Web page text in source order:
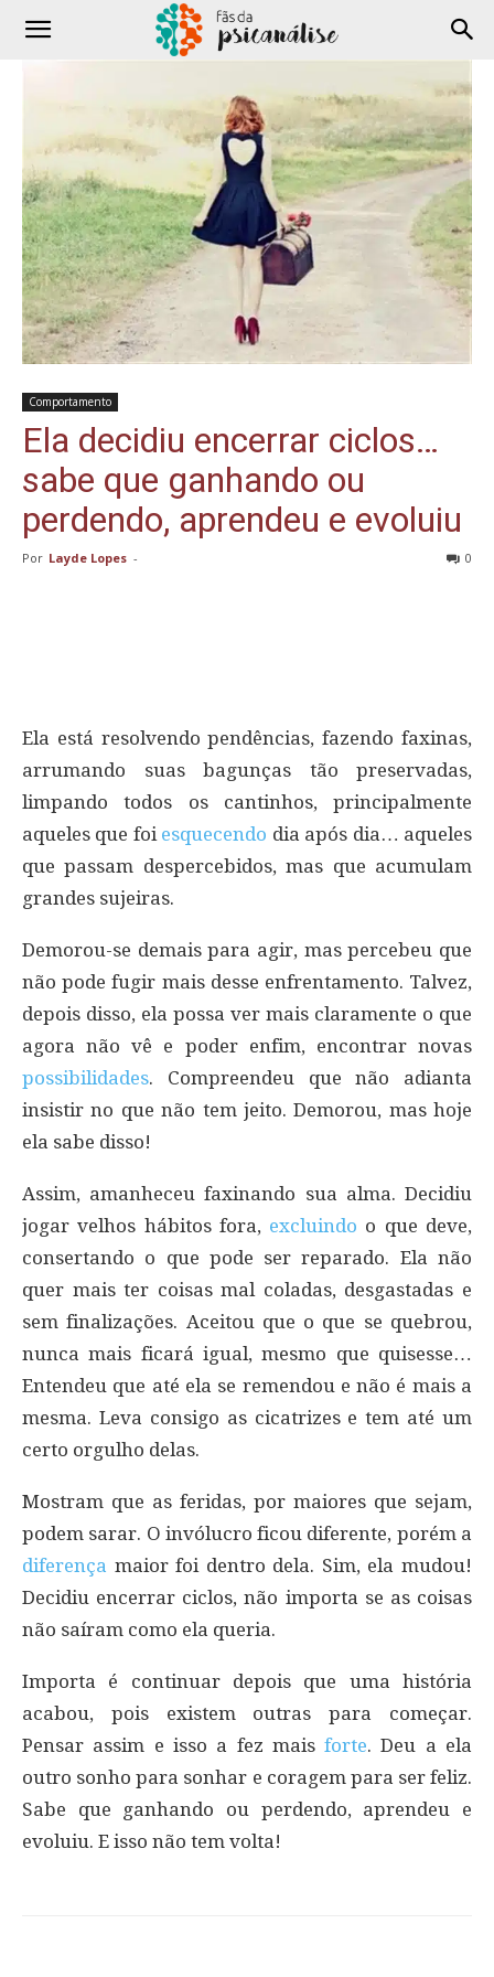
Comportamento
Ela decidiu encerrar ciclos…
sabe que ganhando ou
perdendo, aprendeu e evoluiu
Por Layde Lopes - 0
Ela está resolvendo pendências, fazendo faxinas,
arrumando suas bagunças tão preservadas,
limpando todos os cantinhos, principalmente
aqueles que foi esquecendo dia após dia… aqueles
que passam despercebidos, mas que acumulam
grandes sujeiras.
Demorou-se demais para agir, mas percebeu que
não pode fugir mais desse enfrentamento. Talvez,
depois disso, ela possa ver mais claramente o que
agora não vê e poder enfim, encontrar novas
possibilidades. Compreendeu que não adianta
insistir no que não tem jeito. Demorou, mas hoje
ela sabe disso!
Assim, amanheceu faxinando sua alma. Decidiu
jogar velhos hábitos fora, excluindo o que deve,
consertando o que pode ser reparado. Ela não
quer mais ter coisas mal coladas, desgastadas e
sem finalizações. Aceitou que o que se quebrou,
nunca mais ficará igual, mesmo que quisesse…
Entendeu que até ela se remendou e não é mais a
mesma. Leva consigo as cicatrizes e tem até um
certo orgulho delas.
Mostram que as feridas, por maiores que sejam,
podem sarar. O invólucro ficou diferente, porém a
diferença maior foi dentro dela. Sim, ela mudou!
Decidiu encerrar ciclos, não importa se as coisas
não saíram como ela queria.
Importa é continuar depois que uma história
acabou, pois existem outras para começar.
Pensar assim e isso a fez maisforte. Deu a ela
outro sonho para sonhar e coragem para ser feliz.
Sabe que ganhando ou perdendo, aprendeu e
evoluiu. E isso não tem volta!